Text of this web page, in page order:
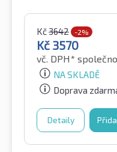
Kč3642 -2%
Kč 3570
vč. DPH*
NA SKLADĚ
Doprava
Detaily